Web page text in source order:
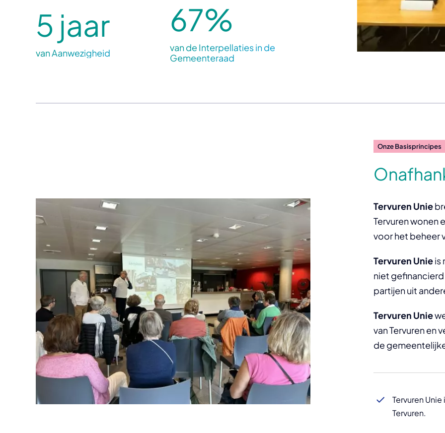
5 jaar
van Aanwezigheid
67%
van de Interpellaties in de
Gemeenteraad
Onze Basisprincipes
Tervuren Unie
Tervuren wonen
voor het beheer
Tervuren Unieis
niet
partijen uit
Tervuren Unie
van Tervuren en
de
Tervuren
Tervuren.